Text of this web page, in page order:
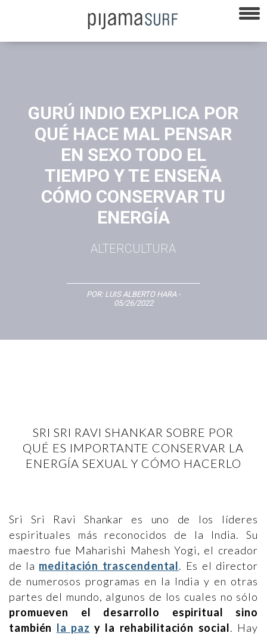
GURÚ INDIO EXPLICA POR
QUÉ HACE MAL PENSAR
EN SEXO TODO EL
TIEMPO Y TE ENSEÑA
CÓMO CONSERVAR TU
ENERGÍA
ALTERCULTURA
POR: LUIS ALBERTO HARA -
05/26/2022
SRI SRI RAVI SHANKAR SOBRE POR
QUÉ ES IMPORTANTE CONSERVAR LA
ENERGÍA SEXUAL Y CÓMO HACERLO
Sri Sri Ravi Shankar es uno de los líderes
espirituales más reconocidos de la India. Su
maestro fue Maharishi Mahesh Yogi, el creador
de la meditación trascendental. Es el director
de numerosos programas en la India y en otras
partes del mundo, algunos de los cuales no sólo
promueven el desarrollo espiritual sino
también la paz y la rehabilitación social. Hay